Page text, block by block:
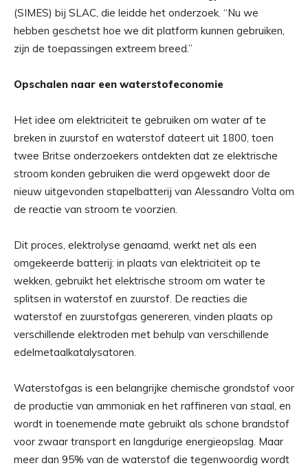
(SIMES) bij SLAC, die leidde het onderzoek. “Nu we
hebben geschetst hoe we dit platform kunnen gebruiken,
zijn de toepassingen extreem breed.”
Opschalen naar een waterstofeconomie
Het idee om elektriciteit te gebruiken om water af te
breken in zuurstof en waterstof dateert uit 1800, toen
twee Britse onderzoekers ontdekten dat ze elektrische
stroom konden gebruiken die werd opgewekt door de
nieuw uitgevonden stapelbatterij van Alessandro Volta om
de reactie van stroom te voorzien.
Dit proces, elektrolyse genaamd, werkt net als een
omgekeerde batterij: in plaats van elektriciteit op te
wekken, gebruikt het elektrische stroom om water te
splitsen in waterstof en zuurstof. De reacties die
waterstof en zuurstofgas genereren, vinden plaats op
verschillende elektroden met behulp van verschillende
edelmetaalkatalysatoren.
Waterstofgas is een belangrijke chemische grondstof voor
de productie van ammoniak en het raffineren van staal, en
wordt in toenemende mate gebruikt als schone brandstof
voor zwaar transport en langdurige energieopslag. Maar
meer dan 95% van de waterstof die tegenwoordig wordt